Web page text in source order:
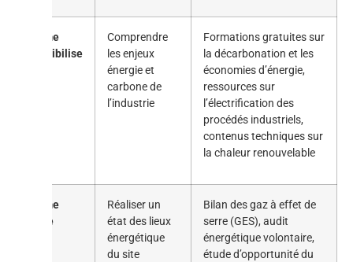
Je me
sensibilise
Comprendre
les enjeux
énergie et
carbone de
l’industrie
Formations gratuites sur
la décarbonation et les
économies d’énergie,
ressources sur
l’électrification des
procédés industriels,
contenus techniques sur
la chaleur renouvelable
Je me
situe
Réaliser un
état des lieux
énergétique
du site
Bilan des gaz à effet de
serre (GES), audit
énergétique volontaire,
étude d’opportunité du